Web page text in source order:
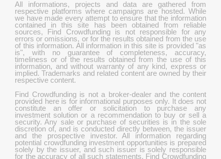
All informations, projects and data are gathered from
respective platforms where campaigns are hosted. While
we have made every attempt to ensure that the information
contained in this site has been obtained from reliable
sources, Find Crowdfunding is not responsible for any
errors or omissions, or for the results obtained from the use
of this information. All information in this site is provided "as
is", with no guarantee of completeness, accuracy,
timeliness or of the results obtained from the use of this
information, and without warranty of any kind, express or
implied. Trademarks and related content are owned by their
respective content.
Find Crowdfunding is not a broker-dealer and the content
provided here is for informational purposes only. It does not
constitute an offer or solicitation to purchase any
investment solution or a recommendation to buy or sell a
security. Any sale or purchase of securities is in the sole
discretion of, and is conducted directly between, the issuer
and the prospective investor. All information regarding
potential crowdfunding investment opportunities is prepared
solely by the issuer, and such issuer is solely responsible
for the accuracy of all such statements. Find Crowdfunding